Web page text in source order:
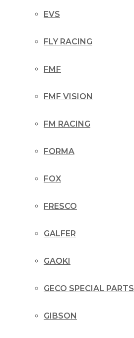
EVS
FLY RACING
FMF
FMF VISION
FM RACING
FORMA
FOX
FRESCO
GALFER
GAOKI
GECO SPECIAL PARTS
GIBSON